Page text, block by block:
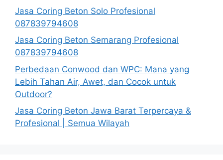
Jasa Coring Beton Solo Profesional
087839794608
Jasa Coring Beton Semarang Profesional
087839794608
Perbedaan Conwood dan WPC: Mana yang
Lebih Tahan Air, Awet, dan Cocok untuk
Outdoor?
Jasa Coring Beton Jawa Barat Terpercaya &
Profesional | Semua Wilayah